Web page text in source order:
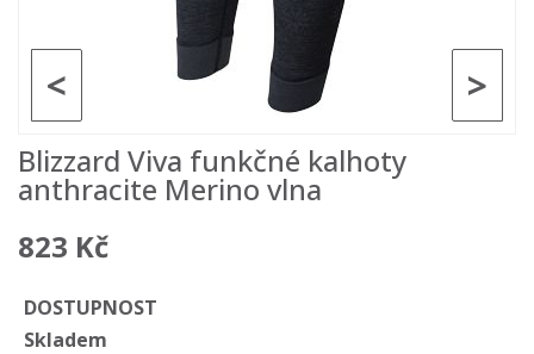
>
<
Blizzard Viva funkčné kalhoty
anthracite Merino vlna
823 Kč
DOSTUPNOST
Skladem